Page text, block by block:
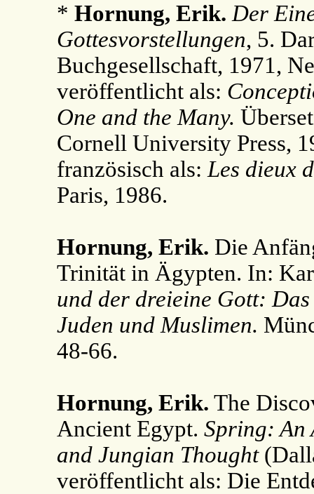
* Hornung, Erik. Der
Gottesvorstellungen, 5.
Buchgesellschaft, 1971,
veröffentlicht als:
One and the Many.
Cornell University Press,
französisch als: Les dieux
Paris, 1986.
Hornung, Erik. Die
Trinität in Ägypten. In:
und der dreieine Gott:
Juden und Muslimen.
48-66.
Hornung, Erik. The
Ancient Egypt. Spring: An
and Jungian Thought
veröffentlicht als: Die